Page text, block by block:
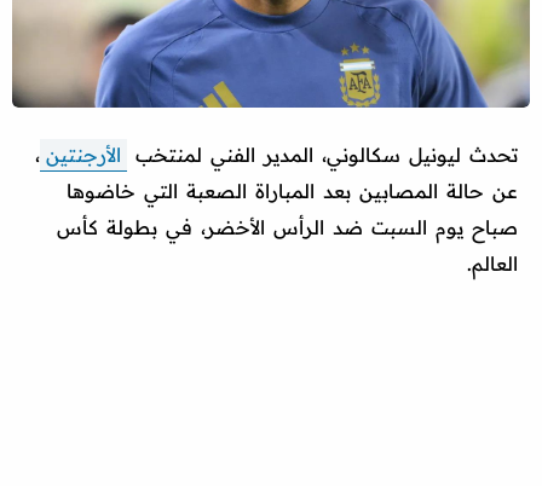
تحدث ليونيل سكالوني، المدير الفني لمنتخب الأرجنتين ،
عن حالة المصابين بعد المباراة الصعبة التي خاضوها
صباح يوم السبت ضد الرأس الأخضر، في بطولة كأس
العالم.